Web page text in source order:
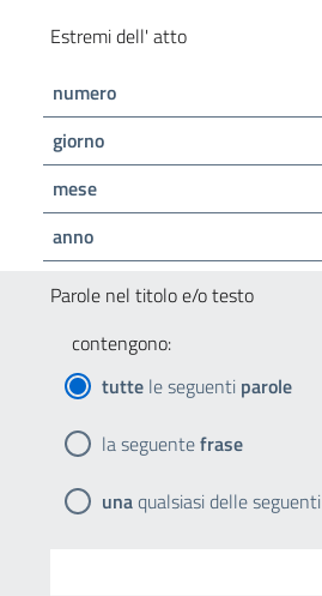
Estremi dell' atto
numero
giorno
mese
anno
Parole nel titolo e/o testo
contengono:
tutte le seguenti parole
la seguentefrase
unaqualsiasi delle seguenti